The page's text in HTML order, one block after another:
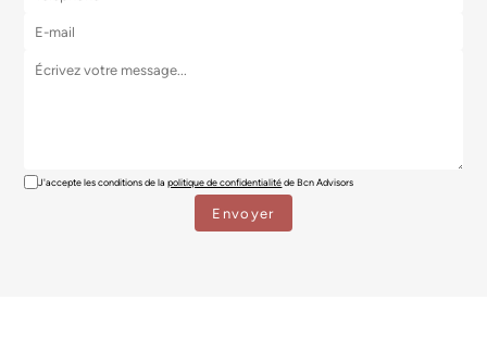
J'accepte les conditions de lapolitique de confidentialitéde Bcn Advisors